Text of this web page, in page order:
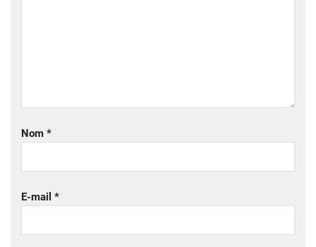
Nom *
E-mail *